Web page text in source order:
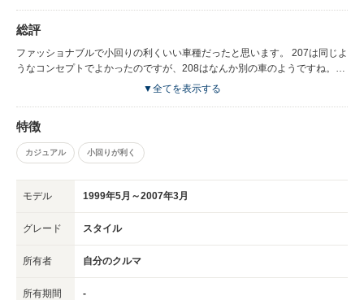
ンピュータにも履歴が無いため対処のしようが無くとても困り結局手放して
しまいました。 最近のモデルはそんなこともあまり聞かないので改善され
てきたのだと思います。
総評
ファッショナブルで小回りの利くいい車種だったと思います。 207は同じよ
うなコンセプトでよかったのですが、208はなんか別の車のようですね。
209（？）に期待したいと思います。▼全てを表示する
特徴
カジュアル 小回りが利く
モデル 1999年5月～2007年3月
グレード スタイル
所有者 自分のクルマ
所有期間 -